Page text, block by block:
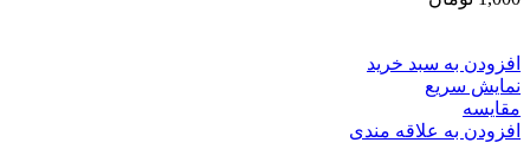
افزودن به سبد خرید
نمایش سریع
مقايسه
افزودن به علاقه مندی